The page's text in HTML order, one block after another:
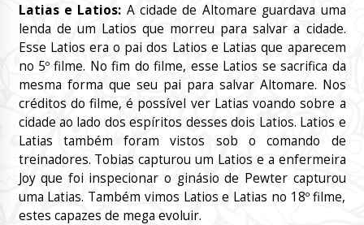
Latias e Latios: A cidade de Altomare guardava uma
lenda de um Latios que morreu para salvar a cidade.
Esse Latios era o pai dos Latios e Latias que aparecem
no 5º filme. No fim do filme, esse Latios se sacrifica da
mesma forma que seu pai para salvar Altomare. Nos
créditos do filme, é possível ver Latias voando sobre a
cidade ao lado dos espíritos desses dois Latios. Latios e
Latias também foram vistos sob o comando de
treinadores. Tobias capturou um Latios e a enfermeira
Joy que foi inspecionar o ginásio de Pewter capturou
uma Latias. Também vimos Latios e Latias no 18º filme,
estes capazes de mega evoluir.